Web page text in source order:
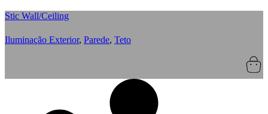
Stic Wall/Ceiling
Iluminação Exterior, Parede, Teto